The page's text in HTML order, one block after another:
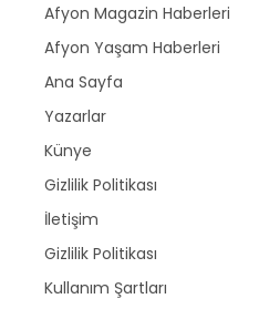
Afyon Magazin Haberleri
Afyon Yaşam Haberleri
Ana Sayfa
Yazarlar
Künye
Gizlilik Politikası
İletişim
Gizlilik Politikası
Kullanım Şartları